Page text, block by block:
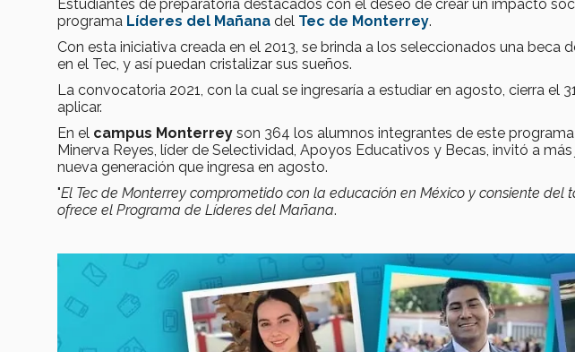
Estudiantes de preparatoria destacados con el deseo de crear un impacto
programa Líderes del Mañana del Tec de Monterrey.
Con esta iniciativa creada en el 2013, se brinda a los seleccionados una beca
en el Tec, y así puedan cristalizar sus sueños.
La convocatoria 2021, con la cual se ingresaría a estudiar en agosto, cierra el
aplicar.
En el campus Monterrey son 364 los alumnos integrantes de este
Minerva Reyes, líder de Selectividad, Apoyos Educativos y Becas, invitó a
nueva generación que ingresa en agosto.
"El Tec de Monterrey comprometido con la educación en México y consiente
ofrece el Programa de Líderes del Mañana.